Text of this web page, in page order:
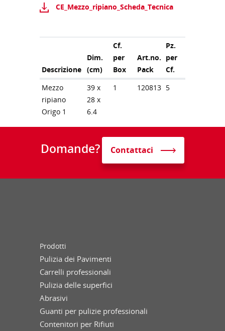
CE_Mezzo_ripiano_Scheda_Tecnica
Descrizione
Dim.
(cm)
Cf.
per
Box
Art.no.
Pack
Pz.
per
Cf.
Mezzo
ripiano
Origo 1
39 x
28 x
6.4
1 120813 5
Domande? Contattaci
Prodotti
Pulizia dei Pavimenti
Carrelli professionali
Pulizia delle superfici
Abrasivi
Guanti per pulizie professionali
Contenitori per Rifiuti